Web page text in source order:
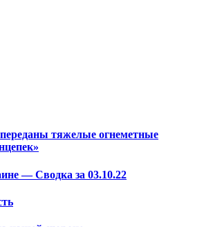
тяжелые огнеметные
— Сводка за 03.10.22